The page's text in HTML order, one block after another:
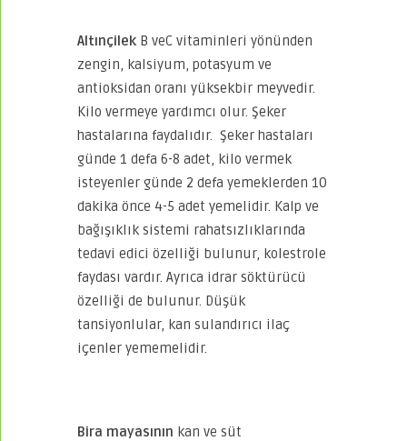
Altınçilek B veC vitaminleri yönünden
zengin, kalsiyum, potasyum ve
antioksidan oranı yüksekbir meyvedir.
Kilo vermeye yardımcı olur. Şeker
hastalarına faydalıdır. Şeker hastaları
günde 1 defa 6-8 adet, kilo vermek
isteyenler günde 2 defa yemeklerden 10
dakika önce 4-5 adet yemelidir. Kalp ve
bağışıklık sistemi rahatsızlıklarında
tedavi edici özelliği bulunur, kolestrole
faydası vardır. Ayrıca idrar söktürücü
özelliği de bulunur. Düşük
tansiyonlular, kan sulandırıcı ilaç
içenler yememelidir.
Bira mayasının kan ve süt